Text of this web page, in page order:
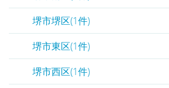
堺市堺区(1件)
堺市東区(1件)
堺市西区(1件)